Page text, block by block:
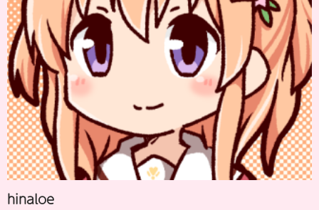
hinaloe